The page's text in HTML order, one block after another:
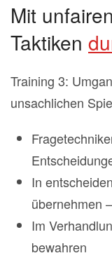
Mit unfairen
Taktiken
Training 3:
unsachlichen
In
übernehmen
Im
bewahren